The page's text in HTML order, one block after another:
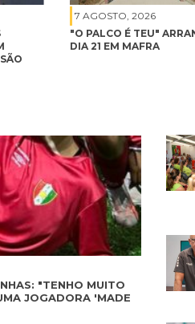
7 AGOSTO, 2026
"O PALCO É TEU"
DIA 21 EM MAFRA
"TENHO MUITO
JOGADORA 'MADE